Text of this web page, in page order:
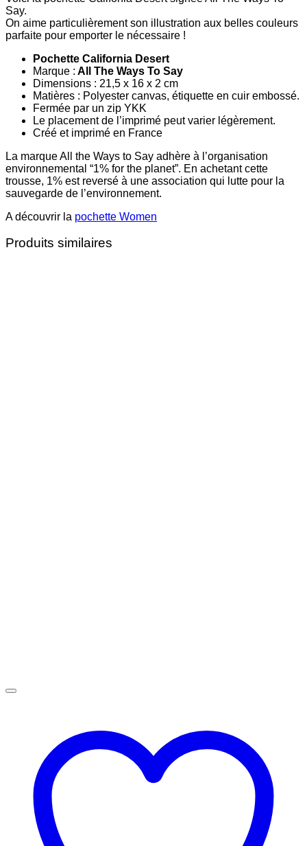
Say.
On aime particulièrement son illustration aux belles couleurs
parfaite pour emporter le nécessaire !
Pochette California Desert
Marque : All The Ways To Say
Dimensions : 21,5 x 16 x 2 cm
Matières : Polyester canvas, étiquette en cuir embossé.
Fermée par un zip YKK
Le placement de l’imprimé peut varier légèrement.
Créé et imprimé en France
La marque All the Ways to Say adhère à l’organisation
environnemental “1% for the planet”. En achetant cette
trousse, 1% est reversé à une association qui lutte pour la
sauvegarde de l’environnement.
A découvrir la pochette Women
Produits similaires